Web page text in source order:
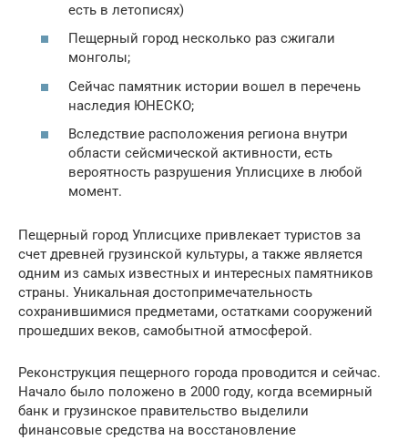
есть в летописях)
Пещерный город несколько раз сжигали
монголы;
Сейчас памятник истории вошел в перечень
наследия ЮНЕСКО;
Вследствие расположения региона внутри
области сейсмической активности, есть
вероятность разрушения Уплисцихе в любой
момент.
Пещерный город Уплисцихе привлекает туристов за
счет древней грузинской культуры, а также является
одним из самых известных и интересных памятников
страны. Уникальная достопримечательность
сохранившимися предметами, остатками сооружений
прошедших веков, самобытной атмосферой.
Реконструкция пещерного города проводится и сейчас.
Начало было положено в 2000 году, когда всемирный
банк и грузинское правительство выделили
финансовые средства на восстановление